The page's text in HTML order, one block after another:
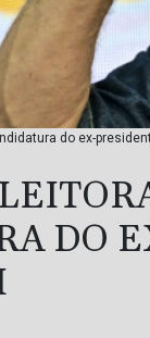
do ex-
DO